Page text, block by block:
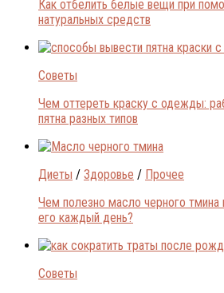
Как отбелить белые вещи при
натуральных средств
Советы
Чем оттереть краску с одежды:
пятна разных типов
Диеты / Здоровье / Прочее
Чем полезно масло черного
его каждый день?
Советы